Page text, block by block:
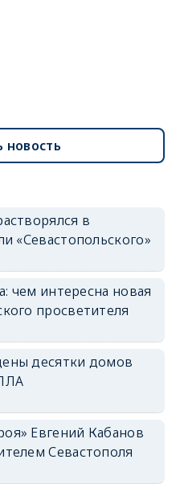
новость
в
«Севастопольского»
чем интересна новая
просветителя
десятки домов
Евгений Кабанов
Севастополя